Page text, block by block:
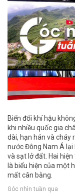
Biến đổi khí hậu
khi nhiều quốc gia
dài, hạn hán và cháy
nước Đông Nam Á
và sạt lở đất. Hai
là biểu hiện của một
mất cân bằng.
Góc nhìn tuần qua